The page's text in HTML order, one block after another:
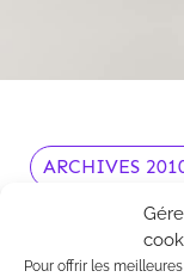
Pour offrir les
ARCHIVES
Res